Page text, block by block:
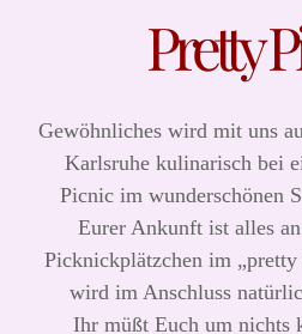
Pretty
Gewöhnliches wird mit uns
Karlsruhe kulinarisch bei
Picnic im wunderschönen
Eurer Ankunft ist alles
Picknickplätzchen im
wird im Anschluss
Ihr müßt Euch um nichts